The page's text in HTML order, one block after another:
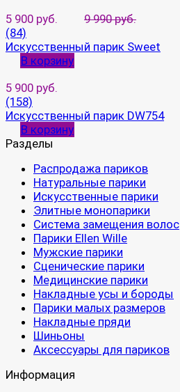
5 900 руб.
9 990 руб.
(84)
Искусственный парик Sweet
В корзину
5 900 руб.
(158)
Искусственный парик DW754
В корзину
Разделы
Распродажа париков
Натуральные парики
Искусственные парики
Элитные монопарики
Система замещения волос
Парики Ellen Wille
Мужские парики
Сценические парики
Медицинские парики
Накладные усы и бороды
Парики малых размеров
Накладные пряди
Шиньоны
Аксессуары для париков
Информация